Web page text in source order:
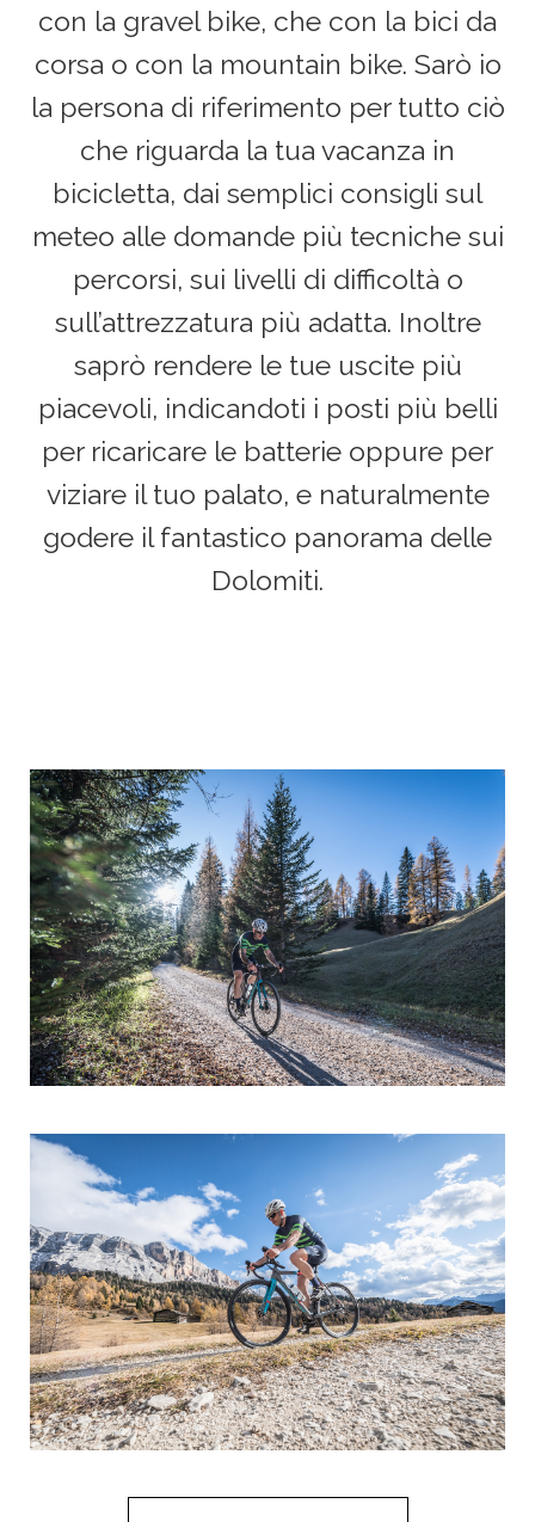
con la gravel bike, che con la bici da
corsa o con la mountain bike. Sarò io
la persona di riferimento per tutto ciò
che riguarda la tua vacanza in
bicicletta, dai semplici consigli sul
meteo alle domande più tecniche sui
percorsi, sui livelli di difficoltà o
sull’attrezzatura più adatta. Inoltre
saprò rendere le tue uscite più
piacevoli, indicandoti i posti più belli
per ricaricare le batterie oppure per
viziare il tuo palato, e naturalmente
godere il fantastico panorama delle
Dolomiti.